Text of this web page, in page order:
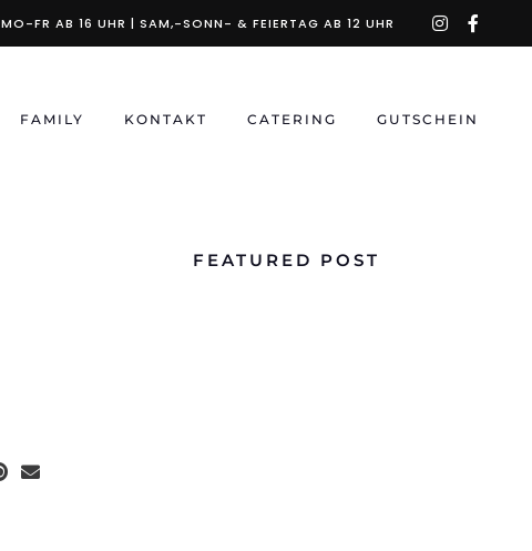
MO-FR AB 16 UHR | SAM,-SONN- & FEIERTAG AB 12 UHR
FAMILY KONTAKT CATERING GUTSCHEIN
FEATURED POST